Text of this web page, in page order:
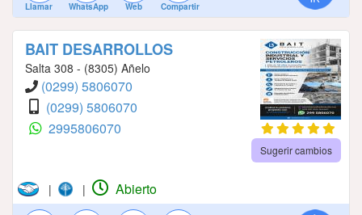
Llamar WhatsApp Web Compartir
BAIT DESARROLLOS
Salta 308 - (8305) Añelo
(0299) 5806070
(0299) 5806070
2995806070
Sugerir cambios
| | Abierto